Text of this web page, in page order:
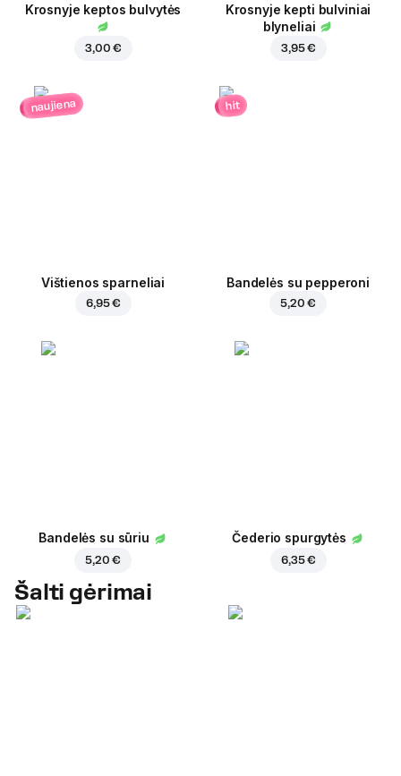
Krosnyje keptos bulvytės
3,00 €
Krosnyje kepti bulviniai
blyneliai
3,95 €
naujiena
Vištienos sparneliai
6,95 €
hit
Bandelės su pepperoni
5,20 €
Bandelės su sūriu
5,20 €
Čederio spurgytės
6,35 €
Šalti gėrimai